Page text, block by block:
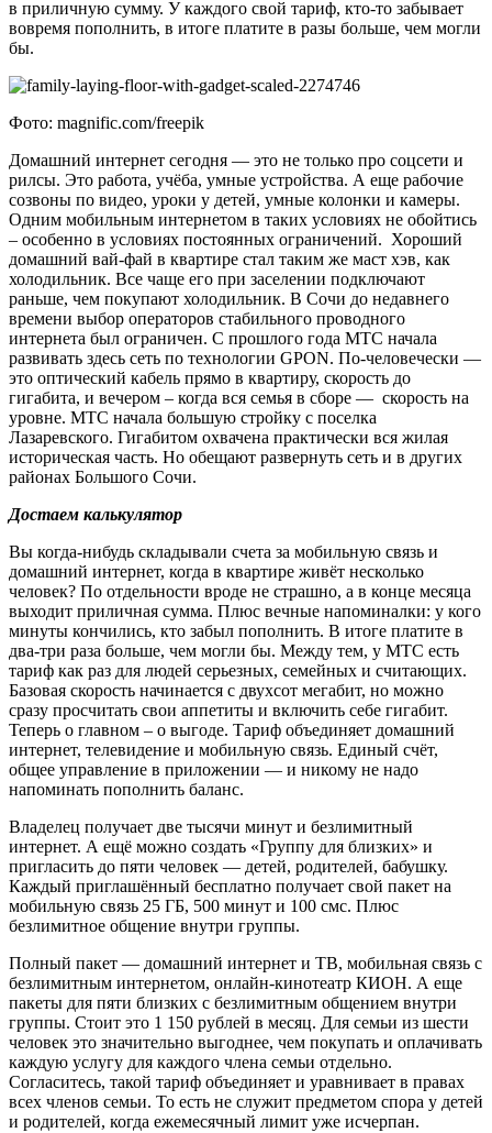
в приличную сумму. У каждого свой тариф, кто-то забывает
вовремя пополнить, в итоге платите в разы больше, чем могли
бы.
Фото: magnific.com/freepik
Домашний интернет сегодня — это не только про соцсети и
рилсы. Это работа, учёба, умные устройства. А еще рабочие
созвоны по видео, уроки у детей, умные колонки и камеры.
Одним мобильным интернетом в таких условиях не обойтись
– особенно в условиях постоянных ограничений. Хороший
домашний вай-фай в квартире стал таким же маст хэв, как
холодильник. Все чаще его при заселении подключают
раньше, чем покупают холодильник. В Сочи до недавнего
времени выбор операторов стабильного проводного
интернета был ограничен. С прошлого года МТС начала
развивать здесь сеть по технологии GPON. По-человечески —
это оптический кабель прямо в квартиру, скорость до
гигабита, и вечером – когда вся семья в сборе — скорость на
уровне. МТС начала большую стройку с поселка
Лазаревского. Гигабитом охвачена практически вся жилая
историческая часть. Но обещают развернуть сеть и в других
районах Большого Сочи.
Достаем калькулятор
Вы когда-нибудь складывали счета за мобильную связь и
домашний интернет, когда в квартире живёт несколько
человек? По отдельности вроде не страшно, а в конце месяца
выходит приличная сумма. Плюс вечные напоминалки: у кого
минуты кончились, кто забыл пополнить. В итоге платите в
два-три раза больше, чем могли бы. Между тем, у МТС есть
тариф как раз для людей серьезных, семейных и считающих.
Базовая скорость начинается с двухсот мегабит, но можно
сразу просчитать свои аппетиты и включить себе гигабит.
Теперь о главном – о выгоде. Тариф объединяет домашний
интернет, телевидение и мобильную связь. Единый счёт,
общее управление в приложении — и никому не надо
напоминать пополнить баланс.
Владелец получает две тысячи минут и безлимитный
интернет. А ещё можно создать «Группу для близких» и
пригласить до пяти человек — детей, родителей, бабушку.
Каждый приглашённый бесплатно получает свой пакет на
мобильную связь 25 ГБ, 500 минут и 100 смс. Плюс
безлимитное общение внутри группы.
Полный пакет — домашний интернет и ТВ, мобильная связь с
безлимитным интернетом, онлайн-кинотеатр КИОН. А еще
пакеты для пяти близких с безлимитным общением внутри
группы. Стоит это 1 150 рублей в месяц. Для семьи из шести
человек это значительно выгоднее, чем покупать и оплачивать
каждую услугу для каждого члена семьи отдельно.
Согласитесь, такой тариф объединяет и уравнивает в правах
всех членов семьи. То есть не служит предметом спора у детей
и родителей, когда ежемесячный лимит уже исчерпан.